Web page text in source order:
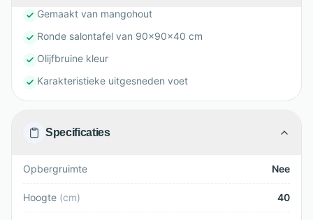
Gemaakt van mangohout
Ronde salontafel van 90x90x40 cm
Olijfbruine kleur
Karakteristieke uitgesneden voet
Specificaties
Opbergruimte Nee
Hoogte (cm) 40